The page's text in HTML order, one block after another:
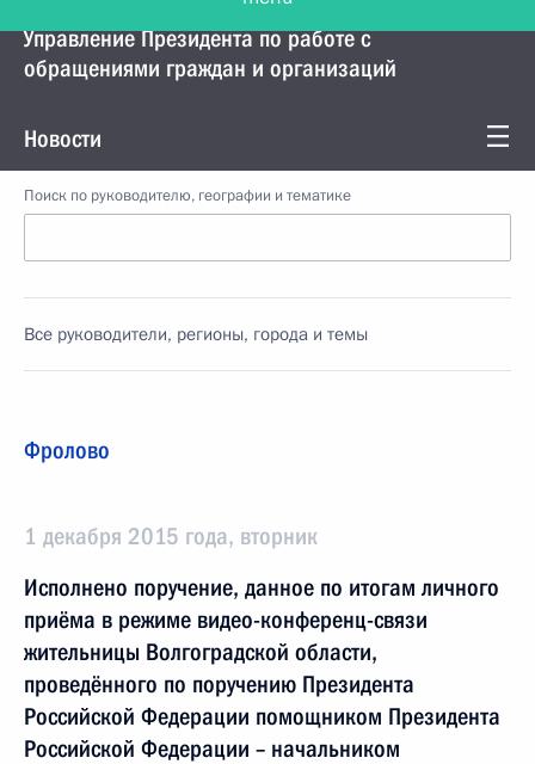
Управление Президента по работе с
обращениями граждан и организаций
Новости
Поиск по руководителю, географии и тематике
Все руководители, регионы, города и темы
Фролово
1 декабря 2015 года, вторник
Исполнено поручение, данное по итогам личного
приёма в режиме видео-конференц-связи
жительницы Волгоградской области,
проведённого по поручению Президента
Российской Федерации помощником Президента
Российской Федерации – начальником